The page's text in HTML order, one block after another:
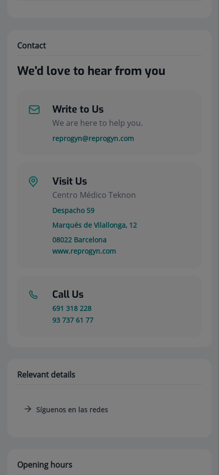
Contact
We'd love to hear from you
Write to Us
We are here to help you.
reprogyn@reprogyn.com
Visit Us
Centro Médico Teknon
Despacho 59
Marqués de Vilallonga, 12
08022 Barcelona
www.reprogyn.com
Call Us
691 318 228
93 737 61 77
Relevant details
Síguenos en las redes
Opening hours